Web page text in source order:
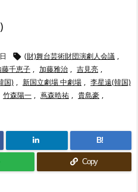
 (財)舞台芸術財団演劇人会議 ,
藤千恵子 , 加藤雅治 , 吉見亮 ,
国) , 新国立劇場 中劇場 , 李星遠(韓国)
竹森陽一 , 蔦森晧祐 , 貴島豪 ,
B!
Copy